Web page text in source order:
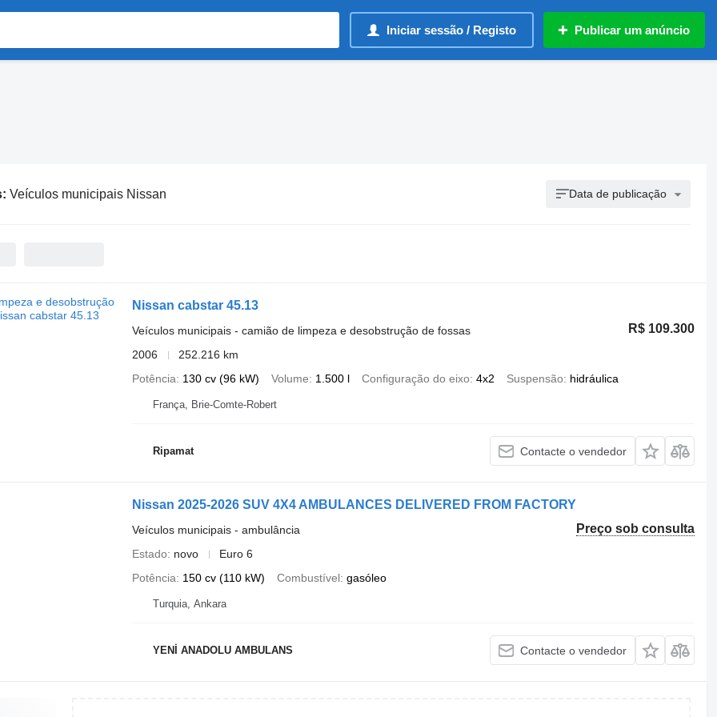
Iniciar sessão / Registo Publicar um anúncio
Veículos municipais Nissan Data de publicação
Nissan cabstar 45.13
R$ 109.300
Veículos municipais - camião de limpeza e desobstrução de fossas
2006
252.216 km
Potência
130 cv (96 kW) Volume 1.500 l Configuração do eixo 4x2 Suspensão hidráulica
França, Brie-Comte-Robert
Ripamat Contacte o vendedor
Nissan 2025-2026 SUV 4X4 AMBULANCES DELIVERED FROM FACTORY
Preço sob consulta
Veículos municipais - ambulância
Estado
novo
Euro 6
Potência
150 cv (110 kW) Combustível gasóleo
Turquia, Ankara
YENİ ANADOLU AMBULANS Contacte o vendedor